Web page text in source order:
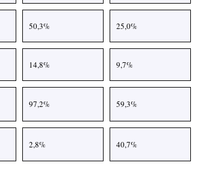
50,3% 25,0%
14,8% 9,7%
97,2% 59,3%
2,8% 40,7%